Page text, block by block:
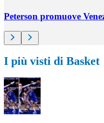
Peterson promuove
I più visti di Basket